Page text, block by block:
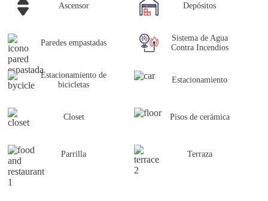
Ascensor Depósitos
Paredes empastadas
Sistema de Agua
Contra Incendios
Estacionamiento de
bicicletas
Estacionamiento
Closet Pisos de cerámica
Parrilla Terraza